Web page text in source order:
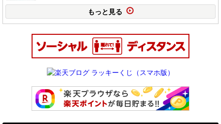
もっと見る